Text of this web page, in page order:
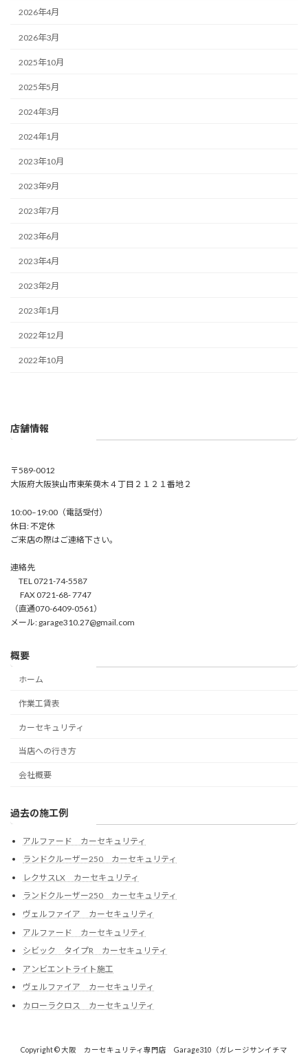
2026年4月
2026年3月
2025年10月
2025年5月
2024年3月
2024年1月
2023年10月
2023年9月
2023年7月
2023年6月
2023年4月
2023年2月
2023年1月
2022年12月
2022年10月
店舗情報
〒589-0012
大阪府大阪狭山市東茱萸木４丁目２１２１番地２
10:00–19:00（電話受付）
休日: 不定休
ご来店の際はご連絡下さい。
連絡先
TEL 0721-74-5587
FAX 0721-68- 7747
（直通070-6409-0561）
メール: garage310.27@gmail.com
概要
ホーム
作業工賃表
カーセキュリティ
当店への行き方
会社概要
過去の施工例
アルファード カーセキュリティ
ランドクルーザー250 カーセキュリティ
レクサスLX カーセキュリティ
ランドクルーザー250 カーセキュリティ
ヴェルファイア カーセキュリティ
アルファード カーセキュリティ
シビック タイプR カーセキュリティ
アンビエントライト施工
ヴェルファイア カーセキュリティ
カローラクロス カーセキュリティ
Copyright © 大阪 カーセキュリティ専門店 Garage310（ガレージサンイチマ